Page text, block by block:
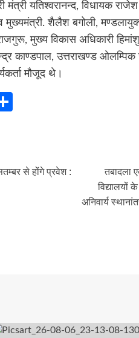
यतिश्वरानन्द, विधायक
मुख्यमंत्री. शैलैश बगोली,
मुख्य विकास अधिकारी
काण्डपाल, उत्तराखण्ड
मौजूद थे।
से होंगे प्रवेश :
तबादला
विद्यालयों
अनिवार्य